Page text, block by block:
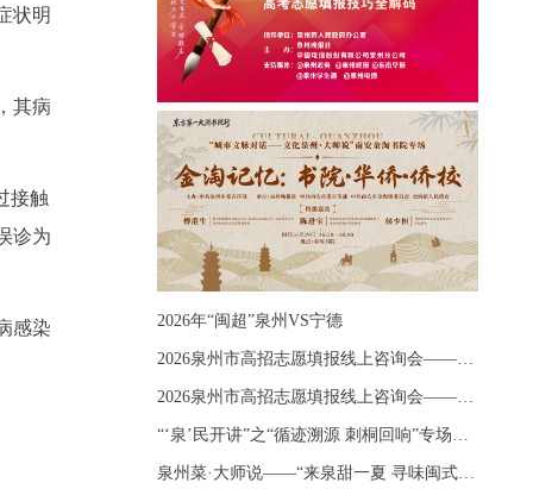
状明
其病
接触
诊为
感染 2026年“闽超”泉州VS宁德